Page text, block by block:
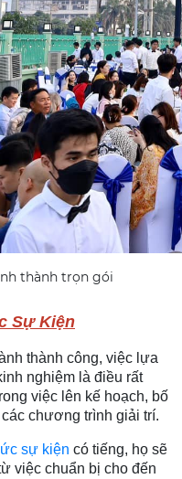
thành trọn gói
Sự Kiện
thành công, việc lựa
nghiệm là điều rất
việc lên kế hoạch, bố
chương trình giải trí.
sự kiện có tiếng, họ sẽ
việc chuẩn bị cho đến